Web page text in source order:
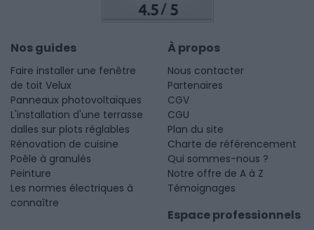
4.5 /5
Nos guides
Faire installer une fenêtre
de toit Velux
Panneaux photovoltaïques
L'installation d'une terrasse
dalles sur plots réglables
Rénovation de cuisine
Poêle à granulés
Peinture
Les normes électriques à
connaître
À propos
Nous contacter
Partenaires
CGV
CGU
Plan du site
Charte de référencement
Qui sommes-nous ?
Notre offre de A à Z
Témoignages
Espace professionnels